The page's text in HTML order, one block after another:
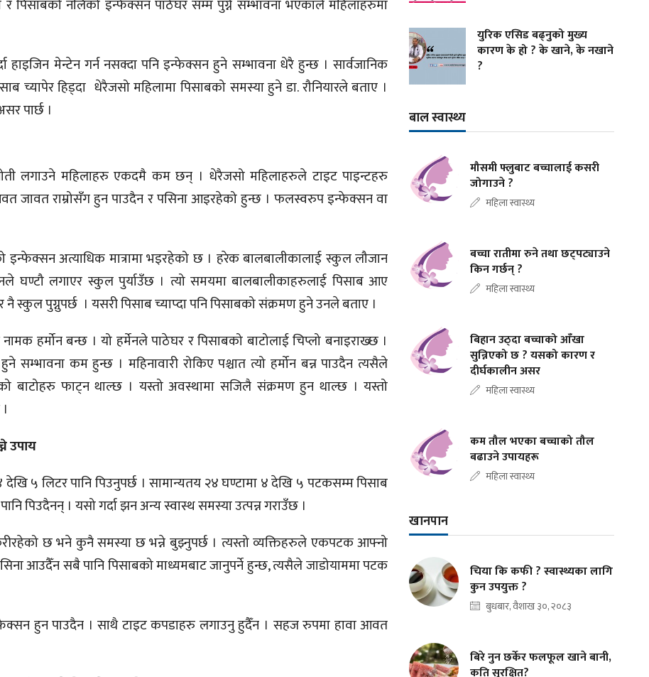
पिसाबको नलिको इन्फेक्सन पाठेघर सम्म पुग्ने सम्भावना भएकाले महिलाहरुमा
हाइजिन मेन्टेन गर्न नसक्दा पनि इन्फेक्सन हुने सम्भावना धेरै हुन्छ । सार्वजानिक
च्यापेर हिड्दा धेरैजसो महिलामा पिसाबको समस्या हुने डा. रौनियारले बताए ।
पार्छ ।
लगाउने महिलाहरु एकदमै कम छन् । धेरैजसो महिलाहरुले टाइट पाइन्टहरु
जावत राम्रोसँग हुन पाउदैन र पसिना आइरहेको हुन्छ । फलस्वरुप इन्फेक्सन वा
इन्फेक्सन अत्याधिक मात्रामा भइरहेको छ । हरेक बालबालीकालाई स्कुल लौजान
घण्टौ लगाएर स्कुल पुर्याउँछ । त्यो समयमा बालबालीकाहरुलाई पिसाब आए
स्कुल पुग्नुपर्छ । यसरी पिसाब च्याप्दा पनि पिसाबको संक्रमण हुने उनले बताए ।
हर्मोन बन्छ । यो हर्मेनले पाठेघर र पिसाबको बाटोलाई चिप्लो बनाइराख्छ ।
सम्भावना कम हुन्छ । महिनावारी रोकिए पश्चात त्यो हर्मोन बन्न पाउदैन त्यसैले
बाटोहरु फाट्न थाल्छ । यस्तो अवस्थामा सजिलै संक्रमण हुन थाल्छ । यस्तो
उपाय
५ लिटर पानि पिउनुपर्छ । सामान्यतय २४ घण्टामा ४ देखि ५ पटकसम्म पिसाब
पिउदैनन् । यसो गर्दा झन अन्य स्वास्थ समस्या उत्पन्न गराउँछ ।
छ भने कुनै समस्या छ भन्ने बुझ्नुपर्छ । त्यस्तो व्यक्तिहरुले एकपटक आफ्नो
आउदैँन सबै पानि पिसाबको माध्यमबाट जानुपर्ने हुन्छ, त्यसैले जाडोयाममा पटक
हुन पाउदैन । साथै टाइट कपडाहरु लगाउनु हुदैँन । सहज रुपमा हावा आवत
युरिक एसिड बढ्नुको मुख्य
कारण के हो ? के खाने, के नखाने
?
बाल स्वास्थ्य
मौसमी फ्लुबाट बच्चालाई कसरी
जोगाउने ?
महिला स्वास्थ्य
बच्चा रातीमा रुने तथा छट्पट्याउने
किन गर्छन् ?
महिला स्वास्थ्य
बिहान उठ्दा बच्चाको आँखा
सुन्निएको छ ? यसको कारण र
दीर्घकालीन असर
महिला स्वास्थ्य
कम तौल भएका बच्चाको तौल
बढाउने उपायहरू
महिला स्वास्थ्य
खानपान
चिया कि कफी ? स्वास्थ्यका लागि
कुन उपयुक्त ?
बुधबार, वैशाख ३०, २०८३
बिरे नुन छर्केर फलफूल खाने बानी,